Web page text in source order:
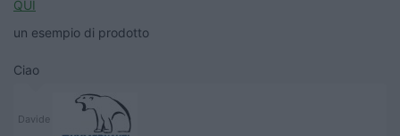
QUI
un esempio di prodotto
Ciao
Davide